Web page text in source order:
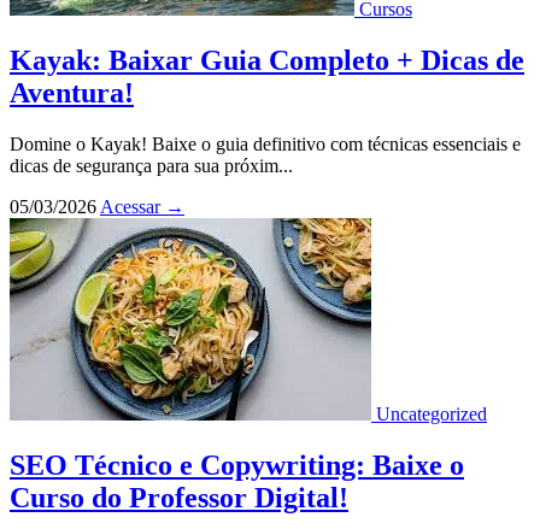
Cursos
Kayak: Baixar Guia Completo + Dicas de
Aventura!
Domine o Kayak! Baixe o guia definitivo com técnicas essenciais e
dicas de segurança para sua próxim...
05/03/2026 Acessar →
Uncategorized
SEO Técnico e Copywriting: Baixe o
Curso do Professor Digital!